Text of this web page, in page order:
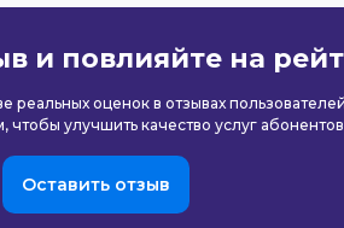
и повлияйте на
реальных оценок в отзывах
улучшить качество услуг
Оставить отзыв